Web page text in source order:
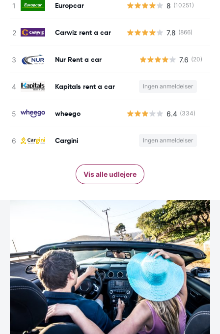
Europcar 8 (10251)
Carwiz rent a car 7.8 (866)
Nur Rent a car 7.6 (20)
Kapitals rent a car Ingen anmeldelser
wheego 6.4 (334)
Cargini Ingen anmeldelser
Vis alle udlejere